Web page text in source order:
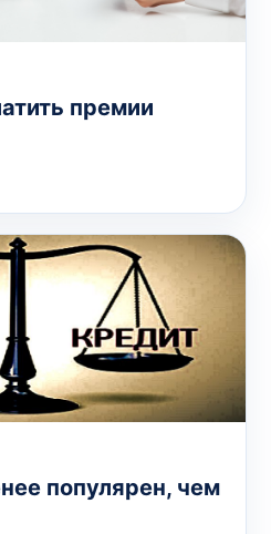
премии
популярен, чем